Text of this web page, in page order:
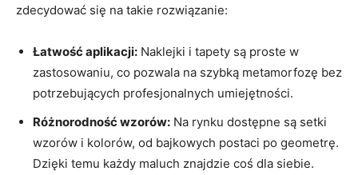
zdecydować⁣ się na takie rozwiązanie:
Łatwość aplikacji: ‌Naklejki i tapety są ‍proste⁣ w
zastosowaniu, co pozwala na szybką metamorfozę bez
potrzebujących profesjonalnych umiejętności.
Różnorodność wzorów: Na​ rynku dostępne są setki
wzorów i kolorów,‌ od bajkowych postaci po ​geometrę.
Dzięki temu każdy ‌maluch znajdzie‌ coś dla ​siebie.